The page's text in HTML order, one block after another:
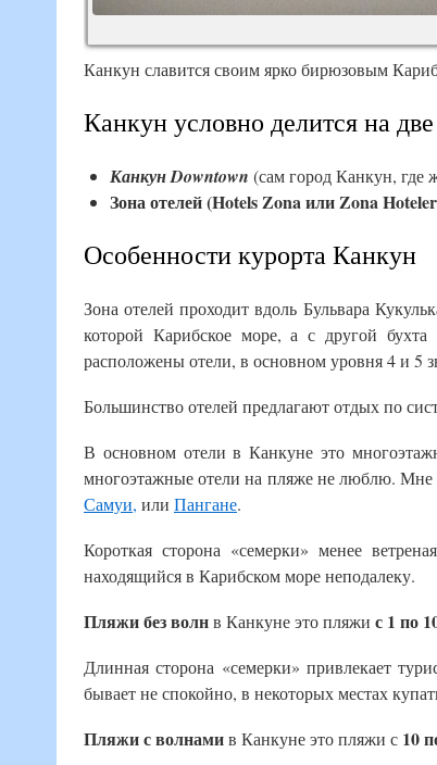
Канкун славится своим ярко бирюзовым
Канкун условно делится на
Канкун Downtown (сам город Канкун,
Зона отелей (Hotels Zona или Zona
Особенности курорта Канкун
Зона отелей проходит вдоль Бульвара
которой Карибское море, а с другой
расположены отели, в основном уровня 4 и 5
Большинство отелей предлагают отдых по
В основном отели в Канкуне это
многоэтажные отели на пляже не люблю. Мне
Самуи, или Пангане.
Короткая сторона «семерки» менее
находящийся в Карибском море неподалеку.
Пляжи без волнв Канкуне это пляжи с 1 по
Длинная сторона «семерки» привлекает
бывает не спокойно, в некоторых местах
Пляжи с волнамив Канкуне это пляжи с 10